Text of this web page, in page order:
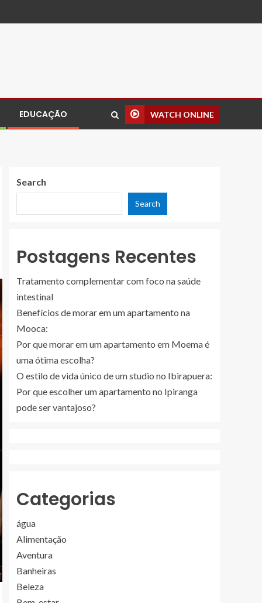
EDUCAÇÃO WATCH ONLINE
Search
Search
Postagens Recentes
Tratamento complementar com foco na saúde
intestinal
Benefícios de morar em um apartamento na
Mooca:
Por que morar em um apartamento em Moema é
uma ótima escolha?
O estilo de vida único de um studio no Ibirapuera:
Por que escolher um apartamento no Ipiranga
pode ser vantajoso?
Categorias
água
Alimentação
Aventura
Banheiras
Beleza